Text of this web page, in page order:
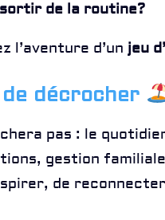
de la routine?
l’aventure d’un jeu
de décrocher
pas : le
gestion
de